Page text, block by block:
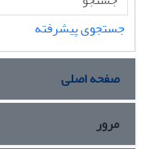
جستجوی پیشرفته
صفحه اصلی
مرور